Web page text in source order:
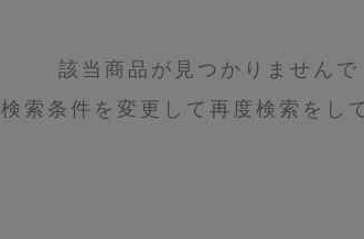
該当商品が見つかりませんで
検索条件を変更して再度検索をし